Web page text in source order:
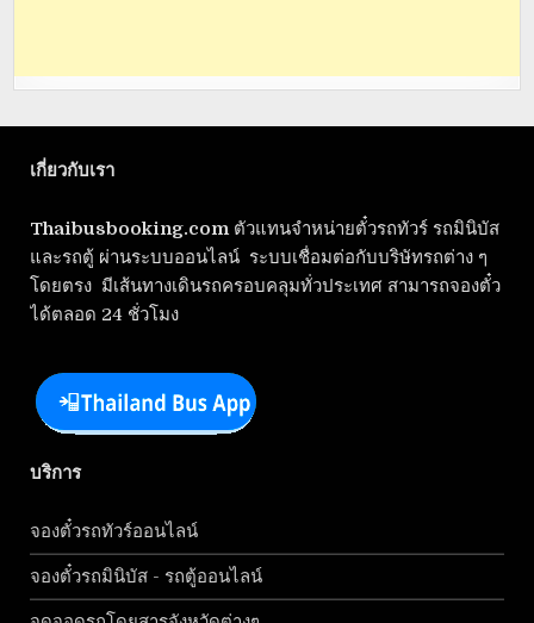
เกี่ยวกับเรา
Thaibusbooking.com ตัวแทนจำหน่ายตั๋วรถทัวร์ รถมินิบัส
และรถตู้ ผ่านระบบออนไลน์ ระบบเชื่อมต่อกับบริษัทรถต่าง ๆ
โดยตรง มีเส้นทางเดินรถครอบคลุมทั่วประเทศ สามารถจองตั๋ว
ได้ตลอด 24 ชั่วโมง
บริการ
จองตั๋วรถทัวร์ออนไลน์
จองตั๋วรถมินิบัส - รถตู้ออนไลน์